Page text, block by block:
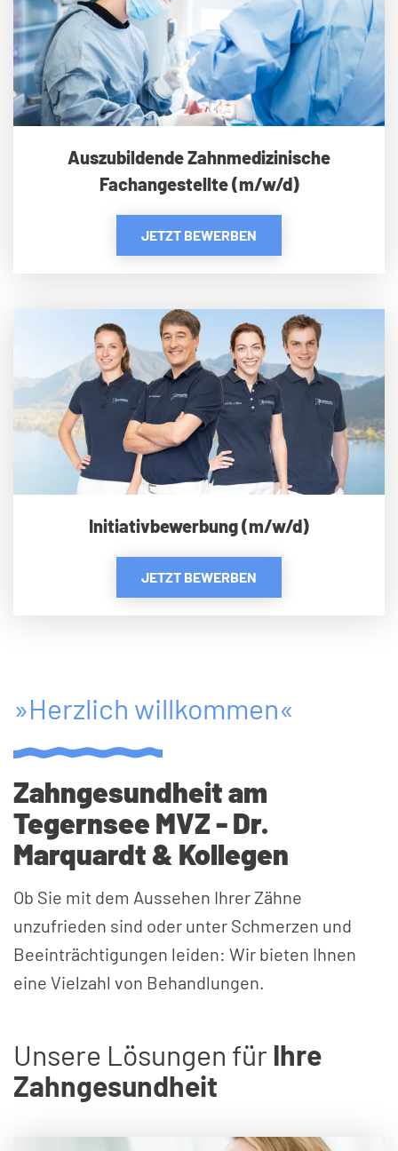
Auszubildende Zahnmedizinische
Fachangestellte (m/w/d)
JETZT BEWERBEN
Initiativbewerbung (m/w/d)
JETZT BEWERBEN
»Herzlich willkommen«
Zahngesundheit am
Tegernsee MVZ - Dr.
Marquardt & Kollegen
Ob Sie mit dem Aussehen Ihrer Zähne
unzufrieden sind oder unter Schmerzen und
Beeinträchtigungen leiden: Wir bieten Ihnen
eine Vielzahl von Behandlungen.
Unsere Lösungen für Ihre
Zahngesundheit